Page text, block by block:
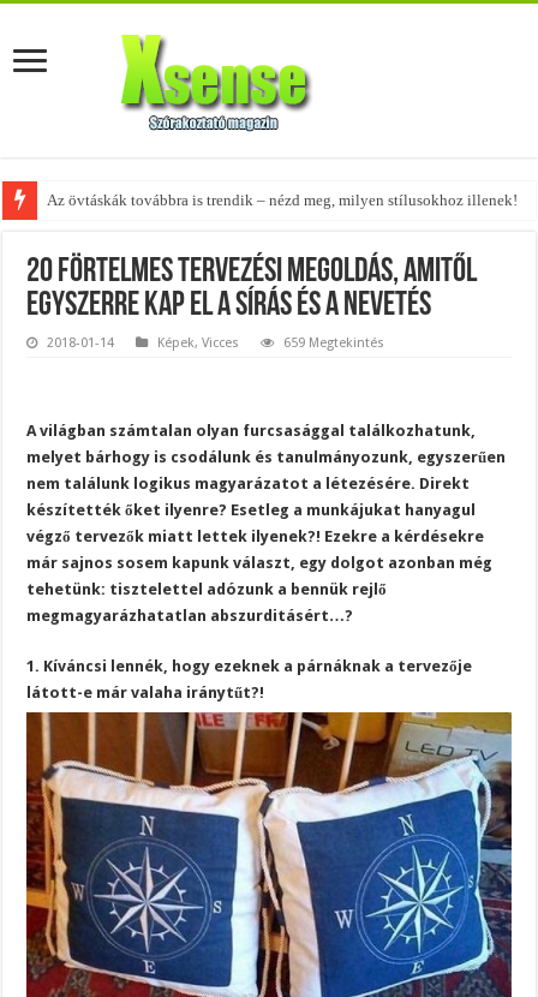
A tökéletes táskák férfiaknak – fedezd fel az 5 legjobb fazont!
20 förtelmes tervezési megoldás, amitől
egyszerre kap el a sírás és a nevetés
2018-01-14 Képek,Vicces 659 Megtekintés
A világban számtalan olyan furcsasággal találkozhatunk,
melyet bárhogy is csodálunk és tanulmányozunk, egyszerűen
nem találunk logikus magyarázatot a létezésére. Direkt
készítették őket ilyenre? Esetleg a munkájukat hanyagul
végző tervezők miatt lettek ilyenek?! Ezekre a kérdésekre
már sajnos sosem kapunk választ, egy dolgot azonban még
tehetünk: tisztelettel adózunk a bennük rejlő
megmagyarázhatatlan abszurditásért…?
1. Kíváncsi lennék, hogy ezeknek a párnáknak a tervezője
látott-e már valaha iránytűt?!